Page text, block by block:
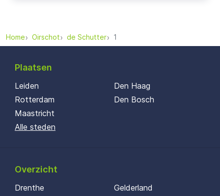
Home Oirschot de Schutter 1
Plaatsen
Leiden
Rotterdam
Maastricht
Den Haag
Den Bosch
Alle steden
Overzicht
Drenthe
Gelderland